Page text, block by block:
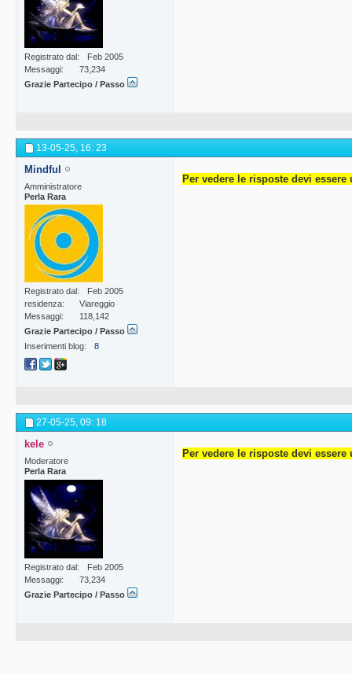
Registrato dal
Feb 2005
Messaggi
73,234
Grazie Partecipo / Passo
13-05-25, 16: 23
Mindful
Amministratore
Perla Rara
Registrato dal
Feb 2005
residenza
Viareggio
Messaggi
118,142
Grazie Partecipo / Passo
Inserimenti blog
8
Per vedere le risposte devi
27-05-25, 09: 18
kele
Moderatore
Perla Rara
Registrato dal
Feb 2005
Messaggi
73,234
Grazie Partecipo / Passo
Per vedere le risposte devi